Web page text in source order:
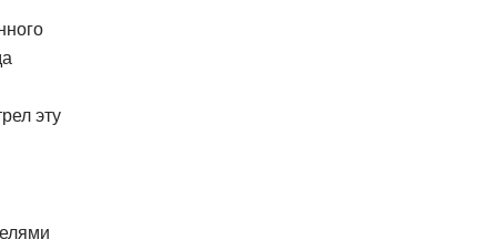
эту